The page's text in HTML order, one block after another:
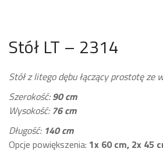
Stół LT – 2314
Stół z litego dębu łączący prostotę ze
Szerokość:90 cm
Wysokość: 76 cm
Długość: 140 cm
Opcje powiększenia: 1x 60 cm, 2x 45